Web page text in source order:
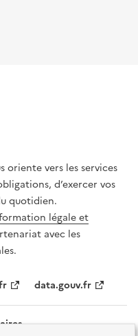
oriente vers les services
d’exercer vos
quotidien.
légale et
avec les
data.gouv.fr